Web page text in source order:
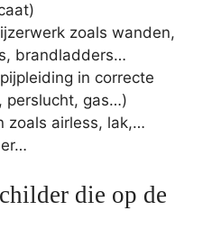
zoals wanden,
brandladders…
in correcte
perslucht, gas…)
zoals airless, lak,…
die op de